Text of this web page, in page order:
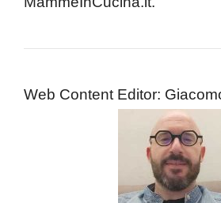
Web Content Editor: